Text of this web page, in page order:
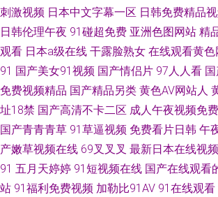
刺激视频 日本中文字幕一区 日韩免费精品
日韩伦理午夜 91碰超免费 亚洲色图网站 精
观看 日本a级在线 干露脸熟女 在线观看黄色
91 国产美女91视频 国产情侣片 97人人看
免费视频精品 国产精品另类 黄色AV网站人
址18禁 国产高清不卡二区 成人午夜视频免费
国产青青青草 91草逼视频 免费看片日韩 午
产嫩草视频在线 69叉叉叉 最新日本在线视频
91 五月天婷婷 91短视频在线 国产在线观看
站 91福利免费视频 加勒比91AV 91在线观看